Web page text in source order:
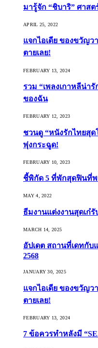
มารู้จัก “ชิบาริ” ศาส
APRIL 25, 2022
แจกไอเดีย ของขวัญว
ตายเลย!
FEBRUARY 13, 2024
รวม “เพลงเกาหลีน่า
ของฉัน
FEBRUARY 12, 2023
ชวนดู “หนังรักไทยสุ
พุ่งกระฉูด!
FEBRUARY 10, 2023
ชี้พิกัด 5 ที่พักสุดฟินที่พ
MAY 4, 2022
ธีมงานแต่งงานสุดเก๋รั
MARCH 14, 2025
อัปเดต สถานที่เดทกั
2568
JANUARY 30, 2025
แจกไอเดีย ของขวัญว
ตายเลย!
FEBRUARY 13, 2024
7 ข้อควรทำหลังมี